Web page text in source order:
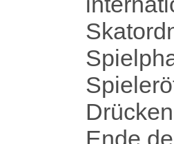
Ende